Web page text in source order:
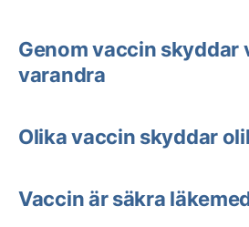
Genom vaccin skyddar
varandra
Olika vaccin skyddar
Vaccin är säkra